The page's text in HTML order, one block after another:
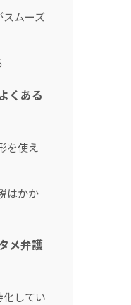
スムーズ
くある
を使え
はかか
メ弁護
してい